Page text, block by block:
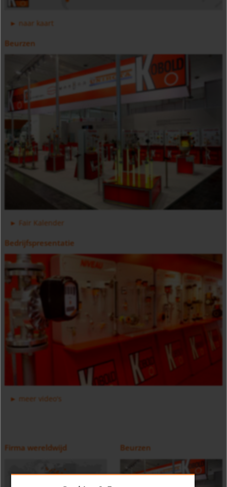
Ovaalrad-doorstroommeter DON-H
Tel- en doseerelektronica type ZOK
Afsluiterblok voor meervoudige installatie van Flowmeters
naar kaart
Beurzen
Fair Kalender
Bedrijfspresentatie
meer video's
Firma wereldwijd Beurzen